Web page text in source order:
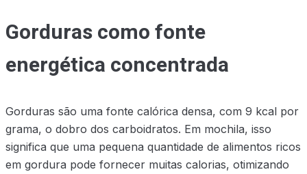
Gorduras como fonte
energética concentrada
Gorduras são uma fonte calórica densa, com 9 kcal por
grama, o dobro dos carboidratos. Em mochila, isso
significa que uma pequena quantidade de alimentos ricos
em gordura pode fornecer muitas calorias, otimizando